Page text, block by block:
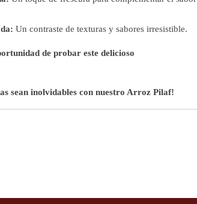
Un contraste de texturas y sabores irresistible.
de probar este delicioso
sean inolvidables con nuestro Arroz Pilaf!